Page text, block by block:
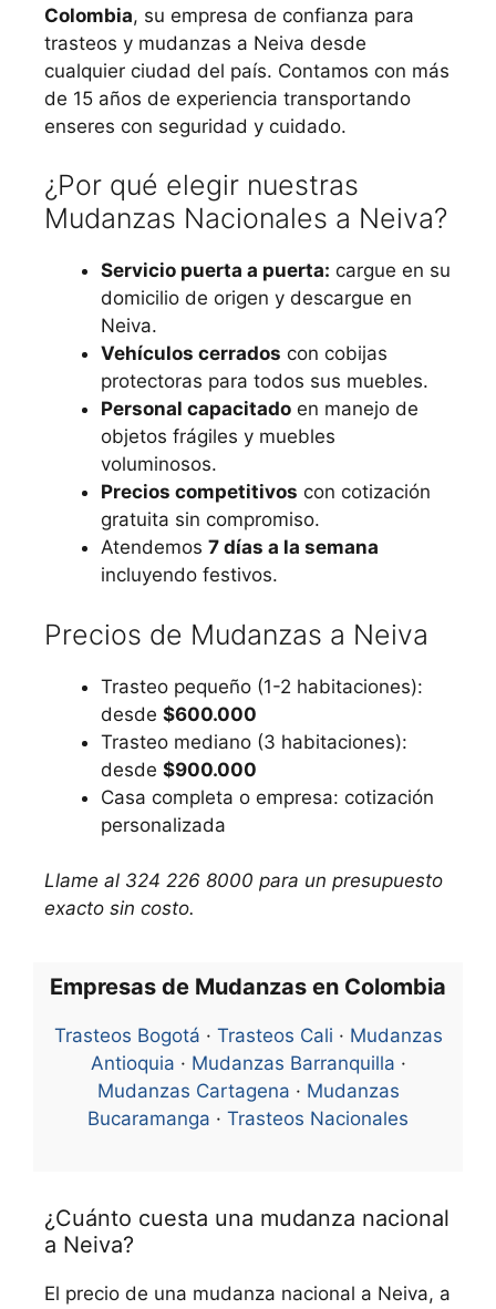
Colombia, su empresa de confianza para
trasteos y mudanzas a Neiva desde
cualquier ciudad del país. Contamos con más
de 15 años de experiencia transportando
enseres con seguridad y cuidado.
¿Por qué elegir nuestras
Mudanzas Nacionales a Neiva?
Servicio puerta a puerta: cargue en su
domicilio de origen y descargue en
Neiva.
Vehículos cerrados con cobijas
protectoras para todos sus muebles.
Personal capacitado en manejo de
objetos frágiles y muebles
voluminosos.
Precios competitivos con cotización
gratuita sin compromiso.
Atendemos 7 días a la semana
incluyendo festivos.
Precios de Mudanzas a Neiva
Trasteo pequeño (1-2 habitaciones):
desde $600.000
Trasteo mediano (3 habitaciones):
desde $900.000
Casa completa o empresa: cotización
personalizada
Llame al 324 226 8000 para un presupuesto
exacto sin costo.
Empresas de Mudanzas en Colombia
Trasteos Bogotá · Trasteos Cali · Mudanzas
Antioquia · Mudanzas Barranquilla ·
Mudanzas Cartagena · Mudanzas
Bucaramanga · Trasteos Nacionales
¿Cuánto cuesta una mudanza nacional
a Neiva?
El precio de una mudanza nacional a Neiva, a